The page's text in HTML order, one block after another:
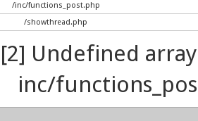
/inc/functions_post.php
/showthread.php
[2] Undefined
inc/